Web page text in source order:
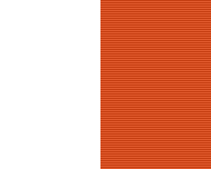
会员运营与直播营销
实战特训班（8月8-9
日郑州）
2026年康养项目定位
设计与营销运营提升
研讨暨项目考察（8
月8-9日上海）从定位
筹开、空间设计、品